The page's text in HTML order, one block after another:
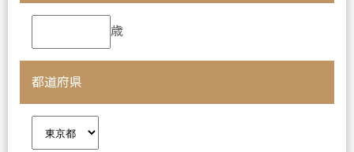
歳
都道府県